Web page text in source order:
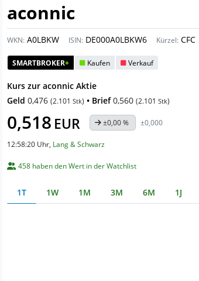
aconnic
WKN: A0LBKW ISIN: DE000A0LBKW6 Kürzel: CFC
SMARTBROKER+ Kaufen Verkauf
Kurs zur aconnic Aktie
Geld 0,476 (2.101 Stk) • Brief 0,560 (2.101 Stk)
0,518 EUR ±0,00 % ±0,000
12:58:20 Uhr, Lang & Schwarz
458 haben den Wert in der Watchlist
1T 1W 1M 3M 6M 1J